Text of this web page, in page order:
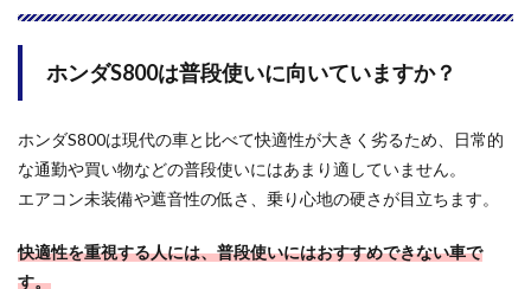
ホンダS800は普段使いに向いていますか？
ホンダS800は現代の車と比べて快適性が大きく劣るため、日常的
な通勤や買い物などの普段使いにはあまり適していません。
エアコン未装備や遮音性の低さ、乗り心地の硬さが目立ちます。
快適性を重視する人には、普段使いにはおすすめできない車で
す。